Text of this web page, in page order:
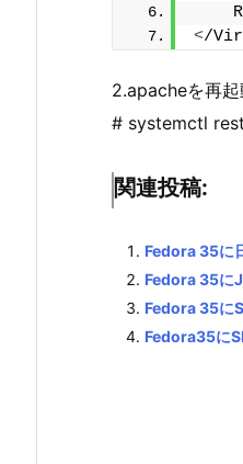
</
2.apacheを再
# systemctl
関連投稿:
Fedora 35に
Fedora 35に
Fedora 35に
Fedora35に